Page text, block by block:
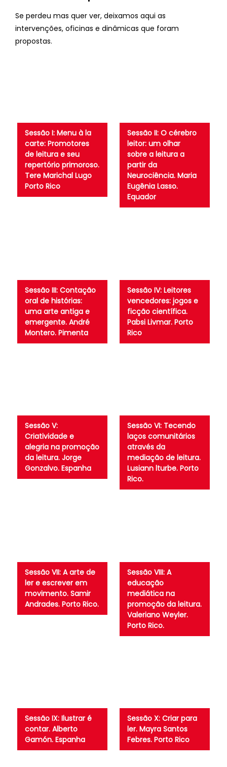
Se perdeu mas quer ver, deixamos aqui as
intervenções, oficinas e dinâmicas que foram
propostas.
Sessão I: Menu à la
carte: Promotores
de leitura e seu
repertório primoroso.
Tere Marichal Lugo
Porto Rico
Sessão II: O cérebro
leitor: um olhar
sobre a leitura a
partir da
Neurociência. Maria
Eugênia Lasso.
Equador
Sessão III: Contação
oral de histórias:
uma arte antiga e
emergente. André
Montero. Pimenta
Sessão IV: Leitores
vencedores: jogos e
ficção científica.
Pabsi Livmar. Porto
Rico
Sessão V:
Criatividade e
alegria na promoção
da leitura. Jorge
Gonzalvo. Espanha
Sessão VI: Tecendo
laços comunitários
através da
mediação de leitura.
Lusiann lturbe. Porto
Rico.
Sessão VII: A arte de
ler e escrever em
movimento. Samir
Andrades. Porto Rico.
Sessão VIII: A
educação
mediática na
promoção da leitura.
Valeriano Weyler.
Porto Rico.
Sessão IX: Ilustrar é
contar. Alberto
Gamón. Espanha
Sessão X: Criar para
ler. Mayra Santos
Febres. Porto Rico